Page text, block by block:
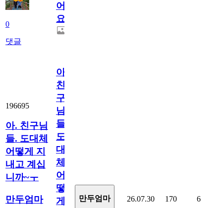
0
댓글
어
요.
196695
아. 친구님
들. 도대체
어떻게 지
내고 계십
니까~ㅜ
만두엄마
아.
친
구
님
들.
도
대
체
어
떻
게
만두엄마 26.07.30 170 6